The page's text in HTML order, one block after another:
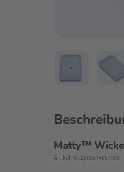
Matty™
Artikel-Nr. 2000574057309